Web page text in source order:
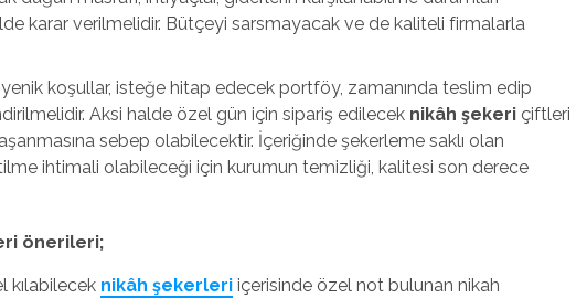
karar verilmelidir. Bütçeyi sarsmayacak ve de kaliteli firmalarla
koşullar, isteğe hitap edecek portföy, zamanında teslim edip
Aksi halde özel gün için sipariş edilecek nikâh şekeri çiftleri
sebep olabilecektir. İçeriğinde şekerleme saklı olan
ihtimali olabileceği için kurumun temizliği, kalitesi son derece
önerileri;
kılabilecek nikâh şekerleri içerisinde özel not bulunan nikah